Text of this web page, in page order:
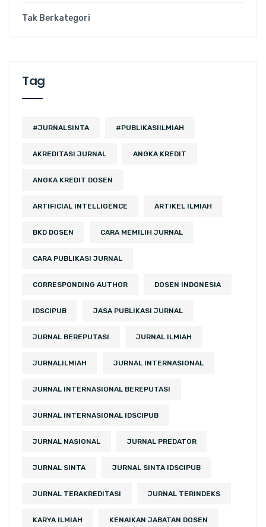
Tak Berkategori
Tag
#JURNALSINTA #PUBLIKASIILMIAH
AKREDITASI JURNAL ANGKA KREDIT
ANGKA KREDIT DOSEN
ARTIFICIAL INTELLIGENCE ARTIKEL ILMIAH
BKD DOSEN CARA MEMILIH JURNAL
CARA PUBLIKASI JURNAL
CORRESPONDING AUTHOR DOSEN INDONESIA
IDSCIPUB JASA PUBLIKASI JURNAL
JURNAL BEREPUTASI JURNAL ILMIAH
JURNALILMIAH JURNAL INTERNASIONAL
JURNAL INTERNASIONAL BEREPUTASI
JURNAL INTERNASIONAL IDSCIPUB
JURNAL NASIONAL JURNAL PREDATOR
JURNAL SINTA JURNAL SINTA IDSCIPUB
JURNAL TERAKREDITASI JURNAL TERINDEKS
KARYA ILMIAH KENAIKAN JABATAN DOSEN